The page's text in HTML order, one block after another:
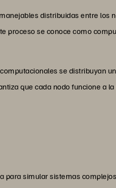
distribuidas entre los
proceso se conoce como
se distribuyan
que cada nodo funcione a
para simular sistemas